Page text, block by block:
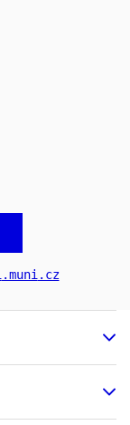
.muni .cz